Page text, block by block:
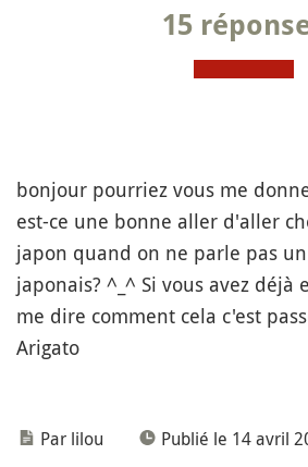
15
bonjour pourriez vous me
est-ce une bonne aller d'aller
japon quand on ne parle pas
japonais? ^_^ Si vous avez déjà
me dire comment cela c'est
Arigato
Par lilou Publié le 14 avril